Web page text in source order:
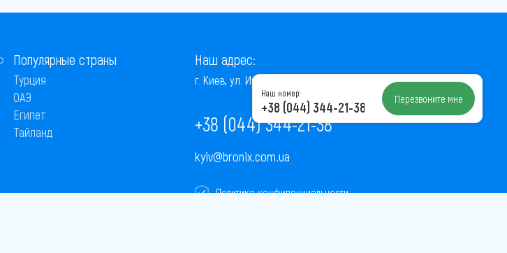
Популярные страны
Турция
ОАЭ
Египет
Тайланд
Наш адрес:
г. Киев, ул. Институтская, 22/7, оф. 41
+38 (044) 344-21-38
kyiv@bronix.com.ua
Политика конфиденциальности
Наш номер:
+38 (044) 344-21-38 Перезвоните мне